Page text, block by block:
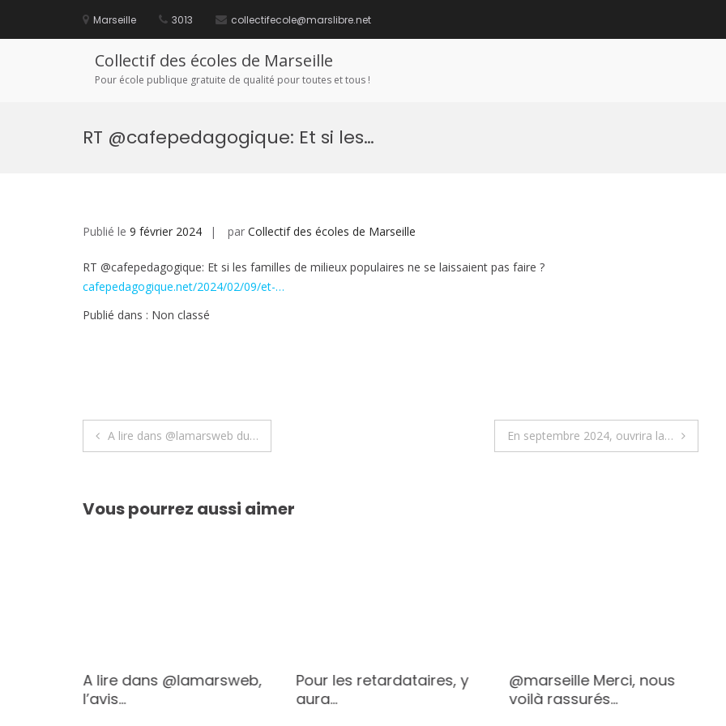
contenu
Marseille 3013 collectifecole@marslibre.net
Collectif des écoles de Marseille
Pour école publique gratuite de qualité pour toutes et tous !
RT @cafepedagogique: Et si les…
Publié le 9 février 2024 par Collectif des écoles de Marseille
RT @cafepedagogique: Et si les familles de milieux populaires ne se laissaient pas faire ?
cafepedagogique.net/2024/02/09/et-…
Publié dans : Non classé
Navigation
l’article
A lire dans @lamarsweb du… En septembre 2024, ouvrira la…
Vous pourrez aussi aimer
A lire dans @lamarsweb,
l’avis…
Pour les retardataires, y
aura…
@marseille Merci, nous
voilà rassurés…